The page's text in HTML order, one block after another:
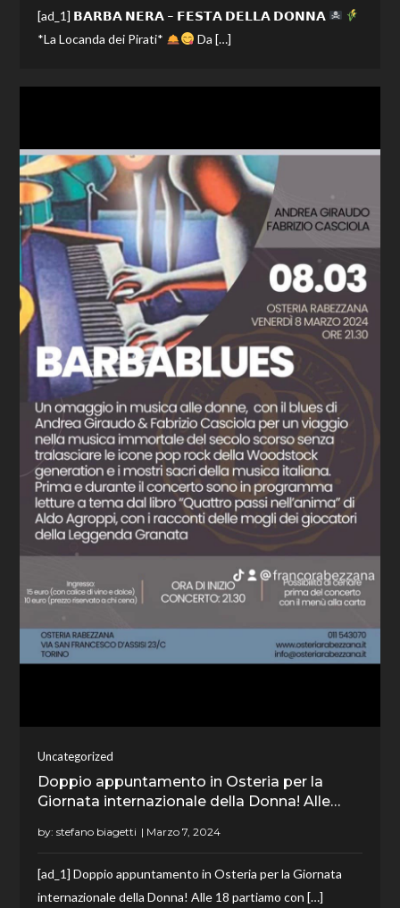
[ad_1] 𝗕𝗔𝗥𝗕𝗔 𝗡𝗘𝗥𝗔 – 𝗙𝗘𝗦𝗧𝗔 𝗗𝗘𝗟𝗟𝗔 𝗗𝗢𝗡𝗡𝗔
*La Locanda dei Pirati*
Da […]
Uncategorized
Doppio appuntamento in Osteria per la
Giornata internazionale della Donna! Alle…
by:stefano biagetti
[ad_1] Doppio appuntamento in Osteria per la Giornata
internazionale della Donna! Alle 18 partiamo con […]